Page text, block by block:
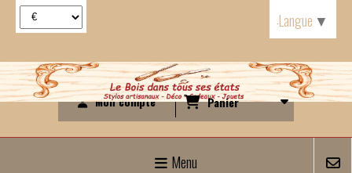
Mon compte Panier
Menu
Langue ▼
Panneau de gestion des cookies